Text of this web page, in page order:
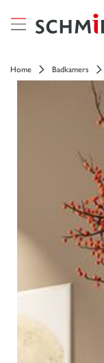
Home Badkamers